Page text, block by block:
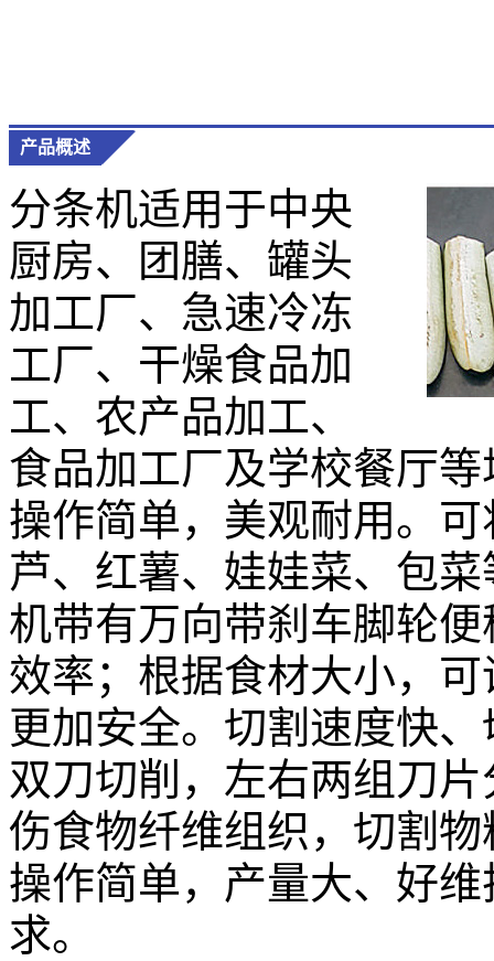
产品概述
分条机适用于中央
厨房、团膳、罐头
加工厂、急速冷冻
工厂、干燥食品加
工、农产品加工、
食品加工厂及学校餐厅
操作简单，美观耐用。
芦、红薯、娃娃菜、包
机带有万向带刹车脚轮
效率；根据食材大小，
更加安全。切割速度快
双刀切削，左右两组刀
伤食物纤维组织，切割
操作简单，产量大、好
求。